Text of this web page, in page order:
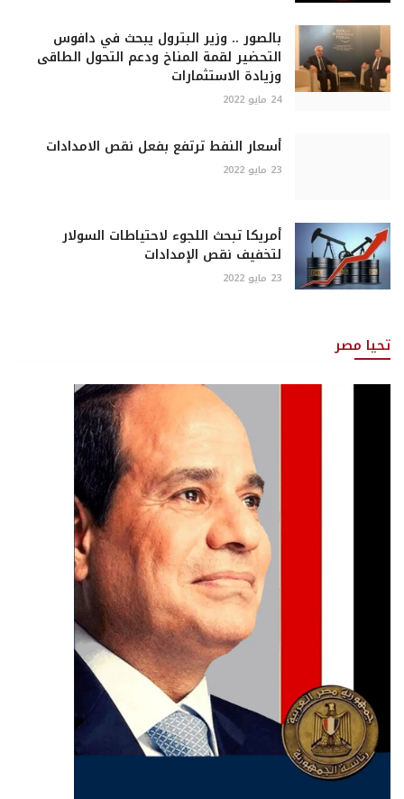
بالصور .. وزير البترول يبحث في دافوس
التحضير لقمة المناخ ودعم التحول الطاقى
وزيادة الاستثمارات
24 مايو 2022
أسعار النفط ترتفع بفعل نقص الامدادات
23 مايو 2022
أمريكا تبحث اللجوء لاحتياطات السولار
لتخفيف نقص الإمدادات
23 مايو 2022
تحيا مصر